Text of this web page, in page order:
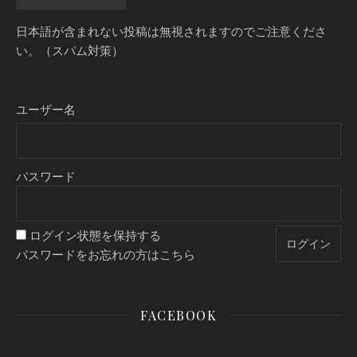
日本語が含まれない投稿は無視されますのでご注意くださ
い。（スパム対策）
ユーザー名
パスワード
ログイン状態を保持する
パスワードをお忘れの方はこちら
FACEBOOK